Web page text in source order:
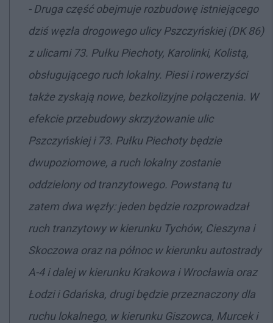
- Druga część obejmuje rozbudowę istniejącego
dziś węzła drogowego ulicy Pszczyńskiej (DK 86)
z ulicami 73. Pułku Piechoty, Karolinki, Kolistą,
obsługującego ruch lokalny. Piesi i rowerzyści
także zyskają nowe, bezkolizyjne połączenia. W
efekcie przebudowy skrzyżowanie ulic
Pszczyńskiej i 73. Pułku Piechoty będzie
dwupoziomowe, a ruch lokalny zostanie
oddzielony od tranzytowego. Powstaną tu
zatem dwa węzły: jeden będzie rozprowadzał
ruch tranzytowy w kierunku Tychów, Cieszyna i
Skoczowa oraz na północ w kierunku autostrady
A-4 i dalej w kierunku Krakowa i Wrocławia oraz
Łodzi i Gdańska, drugi będzie przeznaczony dla
ruchu lokalnego, w kierunku Giszowca, Murcek i